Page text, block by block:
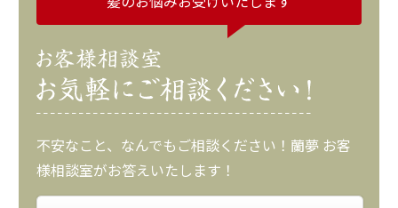
不安なこと、なんでもご相談ください！蘭夢 お客
様相談室がお答えいたします！